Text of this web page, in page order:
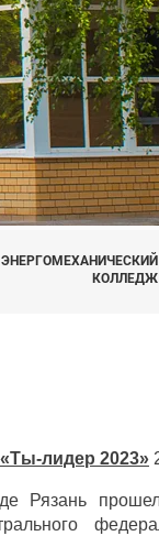
ЭНЕРГОМЕХАНИЧЕСКИЙ
КОЛЛЕДЖ
лидер 2023»
Рязань